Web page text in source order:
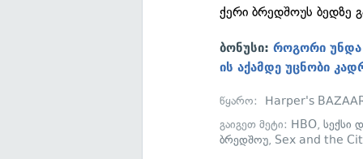
ქერი ბრედშოუს ბედზე
ბონუსი:როგორი
ის აქამდე უცნობი
წყარო: Harper's
გაიგეთ მეტი: HBO,სექსი
ბრედშოუ, Sex and the